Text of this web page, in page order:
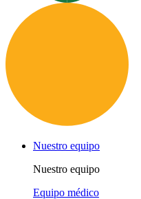
Nuestro equipo
Nuestro equipo
Equipo médico